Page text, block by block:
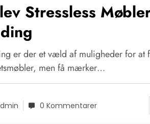
Stressless
er der et væld af muligheder for at
men få mærker…
0 Kommentarer